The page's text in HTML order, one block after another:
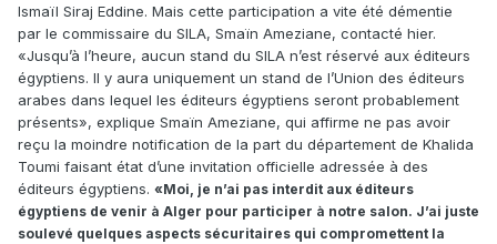
Ismaïl Siraj Eddine. Mais cette participation a vite été démentie
par le commissaire du SILA, Smaïn Ameziane, contacté hier.
«Jusqu’à l’heure, aucun stand du SILA n’est réservé aux éditeurs
égyptiens. Il y aura uniquement un stand de l’Union des éditeurs
arabes dans lequel les éditeurs égyptiens seront probablement
présents», explique Smaïn Ameziane, qui affirme ne pas avoir
reçu la moindre notification de la part du département de Khalida
Toumi faisant état d’une invitation officielle adressée à des
éditeurs égyptiens. «Moi, je n’ai pas interdit aux éditeurs
égyptiens de venir à Alger pour participer à notre salon. J’ai juste
soulevé quelques aspects sécuritaires qui compromettent la